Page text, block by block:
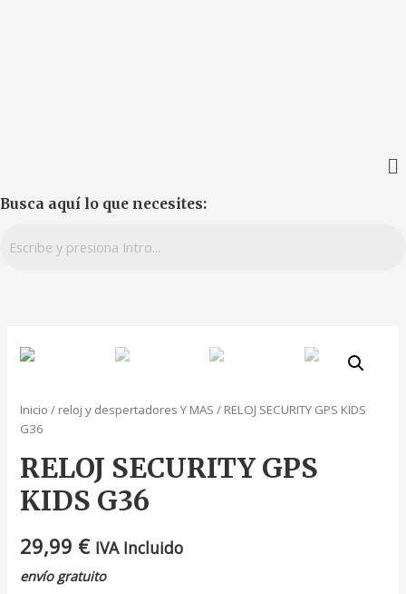
Busca aquí lo que necesites:
Inicio / reloj y despertadores Y MAS / RELOJ SECURITY GPS KIDS
G36
RELOJ SECURITY GPS
KIDS G36
29,99 € IVA Incluido
envío gratuito